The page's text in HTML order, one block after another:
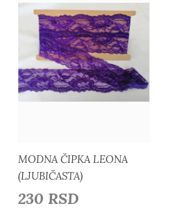
Detaljnije
Dodaj u listu želja
MODNA ČIPKA LEONA
(LJUBIČASTA)
230 RSD